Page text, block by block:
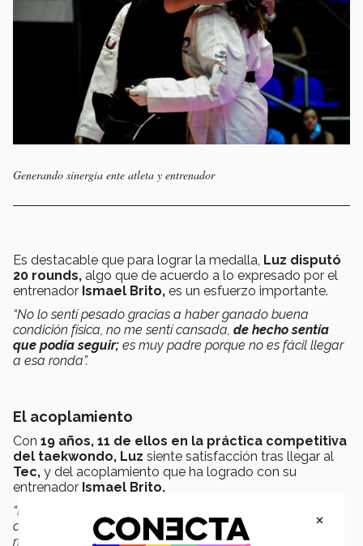
Generando sinergia ente atleta y entrenador
Es destacable que para lograr la medalla, Luz disputó
20 rounds, algo que de acuerdo a lo expresado por el
entrenador Ismael Brito, es un esfuerzo importante.
“No lo sentí pesado gracias a haber ganado buena
condición física, no me sentí cansada, de hecho sentía
que podía seguir; es muy padre porque no es fácil llegar
a esa ronda”.
El acoplamiento
Con 19 años, 11 de ellos en la práctica competitiva
del taekwondo, Luz siente satisfacción tras llegar al
Tec, y del acoplamiento que ha logrado con su
entrenador Ismael Brito.
“Es diferente a lo que estaba acostumbrada, antes me
coacheaba sola, lo normal para mí era concentrarme en
mí, analizar el combate y sacar varios métodos para
×